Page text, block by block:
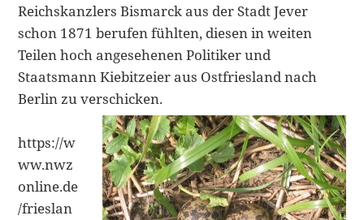
Reichskanzlers Bismarck aus der Stadt Jever
schon 1871 berufen fühlten, diesen in weiten
Teilen hoch angesehenen Politiker und
Staatsmann Kiebitzeier aus Ostfriesland nach
Berlin zu verschicken.
https://w
ww.nwz
online.de
/frieslan